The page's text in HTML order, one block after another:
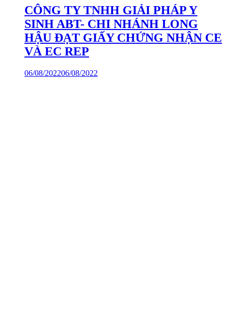
CÔNG TY TNHH GIẢI PHÁP Y
SINH ABT- CHI NHÁNH LONG
HẬU ĐẠT GIẤY CHỨNG NHẬN CE
VÀ EC REP
06/08/202206/08/2022